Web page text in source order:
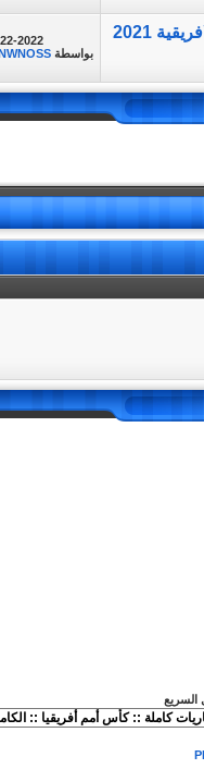
مباراة ||Sierra Leone Vs Eq. Guinea|| بطولة كاس الامم الافريقية 2021 2022
بواسطة
السريع